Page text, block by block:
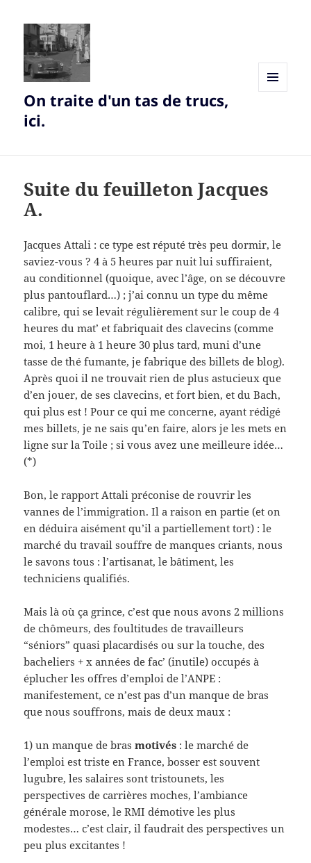
On traite d'un tas de trucs,
ici.
Suite du feuilleton Jacques
A.
Jacques Attali : ce type est réputé très peu dormir, le
saviez-vous ? 4 à 5 heures par nuit lui suffiraient,
au conditionnel (quoique, avec l’âge, on se découvre
plus pantouflard…) ; j’ai connu un type du même
calibre, qui se levait régulièrement sur le coup de 4
heures du mat’ et fabriquait des clavecins (comme
moi, 1 heure à 1 heure 30 plus tard, muni d’une
tasse de thé fumante, je fabrique des billets de blog).
Après quoi il ne trouvait rien de plus astucieux que
d’en jouer, de ses clavecins, et fort bien, et du Bach,
qui plus est ! Pour ce qui me concerne, ayant rédigé
mes billets, je ne sais qu’en faire, alors je les mets en
ligne sur la Toile ; si vous avez une meilleure idée…
(*)
Bon, le rapport Attali préconise de rouvrir les
vannes de l’immigration. Il a raison en partie (et on
en déduira aisément qu’il a partiellement tort) : le
marché du travail souffre de manques criants, nous
le savons tous : l’artisanat, le bâtiment, les
techniciens qualifiés.
Mais là où ça grince, c’est que nous avons 2 millions
de chômeurs, des foultitudes de travailleurs
“séniors” quasi placardisés ou sur la touche, des
bacheliers + x années de fac’ (inutile) occupés à
éplucher les offres d’emploi de l’ANPE :
manifestement, ce n’est pas d’un manque de bras
que nous souffrons, mais de deux maux :
1) un manque de brasmotivés : le marché de
l’emploi est triste en France, bosser est souvent
lugubre, les salaires sont tristounets, les
perspectives de carrières moches, l’ambiance
générale morose, le RMI démotive les plus
modestes… c’est clair, il faudrait des perspectives un
peu plus excitantes !